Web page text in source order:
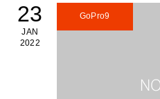
23
JAN
2022
GoPro9